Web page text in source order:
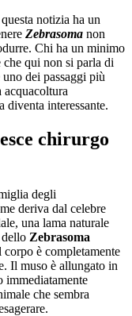
notizia ha un
Zebrasoma non
Chi ha un minimo
che qui non si parla di
dei passaggi più
acquacoltura
diventa interessante.
chirurgo
degli
deriva dal celebre
una lama naturale
Zebrasoma
è completamente
Il muso è allungato in
immediatamente
che sembra